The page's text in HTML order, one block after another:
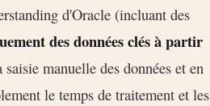
d'Oracle (incluant des
des données clés à partir
manuelle des données et en
le temps de traitement et les